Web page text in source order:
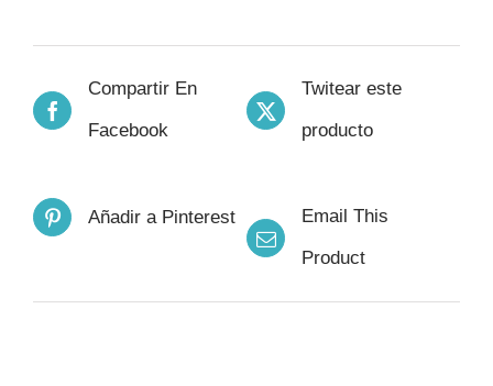
Compartir En
Facebook
Twitear este
producto
Añadir a Pinterest
Email This
Product